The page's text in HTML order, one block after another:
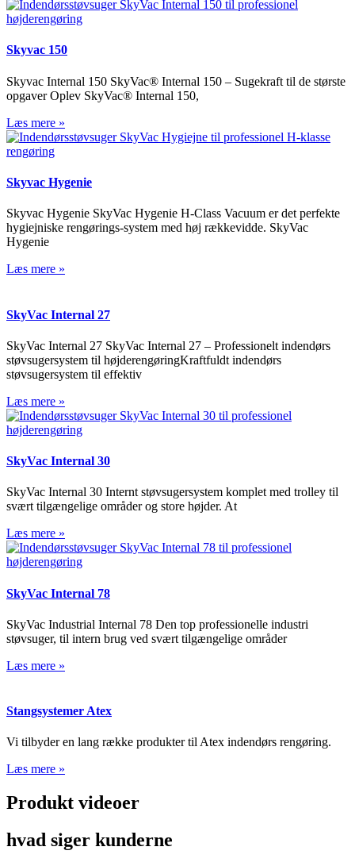
Skyvac 150
Skyvac Internal 150 SkyVac® Internal 150 – Sugekraft til de største
opgaver Oplev SkyVac® Internal 150,
Læs mere »
Skyvac Hygenie
Skyvac Hygenie SkyVac Hygenie H-Class Vacuum er det perfekte
hygiejniske rengørings-system med høj rækkevidde. SkyVac
Hygenie
Læs mere »
SkyVac Internal 27
SkyVac Internal 27 SkyVac Internal 27 – Professionelt indendørs
støvsugersystem til højderengøringKraftfuldt indendørs
støvsugersystem til effektiv
Læs mere »
SkyVac Internal 30
SkyVac Internal 30 Internt støvsugersystem komplet med trolley til
svært tilgængelige områder og store højder. At
Læs mere »
SkyVac Internal 78
SkyVac Industrial Internal 78 Den top professionelle industri
støvsuger, til intern brug ved svært tilgængelige områder
Læs mere »
Stangsystemer Atex
Vi tilbyder en lang række produkter til Atex indendørs rengøring.
Læs mere »
Produkt videoer
hvad siger kunderne